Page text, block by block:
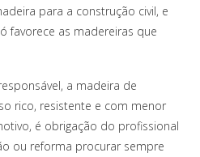
para a construção civil, e
favorece as madereiras que
a madeira de
rico, resistente e com menor
é obrigação do profissional
ou reforma procurar sempre